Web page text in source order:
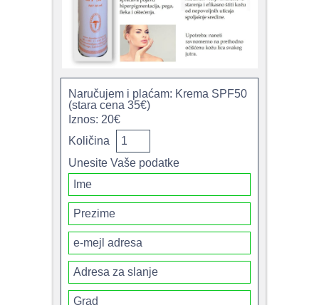
Naručujem i plaćam: Krema SPF50
(stara cena 35€)
Iznos: 20€
Količina
Unesite Vaše podatke